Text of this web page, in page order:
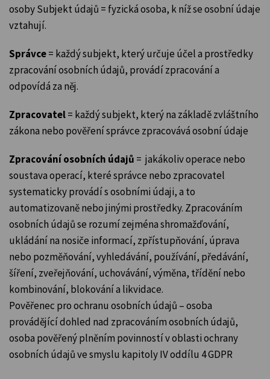
osoby Subjekt údajů = fyzická osoba, k níž se osobní údaje
vztahují.
Správce= každý subjekt, který určuje účel a prostředky
zpracování osobních údajů, provádí zpracování a
odpovídá za něj.
Zpracovatel= každý subjekt, který na základě zvláštního
zákona nebo pověření správce zpracovává osobní údaje
Zpracování osobních údajů = jakákoliv operace nebo
soustava operací, které správce nebo zpracovatel
systematicky provádí s osobními údaji, a to
automatizovaně nebo jinými prostředky. Zpracováním
osobních údajů se rozumí zejména shromažďování,
ukládání na nosiče informací, zpřístupňování, úprava
nebo pozměňování, vyhledávání, používání, předávání,
šíření, zveřejňování, uchovávání, výměna, třídění nebo
kombinování, blokování a likvidace.
Pověřenec pro ochranu osobních údajů – osoba
provádějící dohled nad zpracováním osobních údajů,
osoba pověřený plněním povinností v oblasti ochrany
osobních údajů ve smyslu kapitoly IV oddílu 4 GDPR